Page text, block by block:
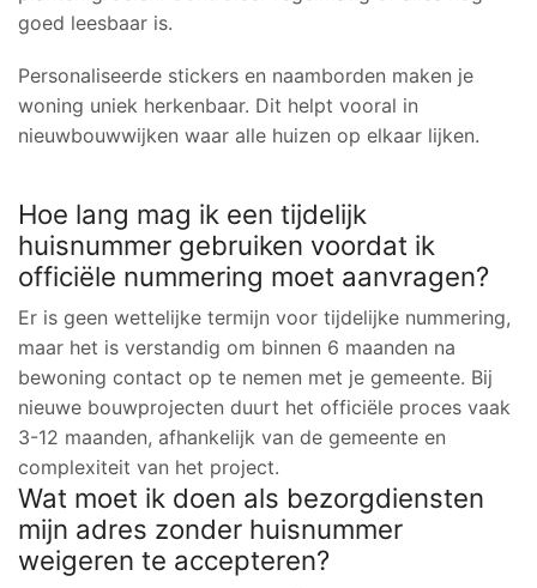
goed leesbaar is.
Personaliseerde stickers en naamborden maken je
woning uniek herkenbaar. Dit helpt vooral in
nieuwbouwwijken waar alle huizen op elkaar lijken.
Hoe lang mag ik een tijdelijk
huisnummer gebruiken voordat ik
officiële nummering moet aanvragen?
Er is geen wettelijke termijn voor tijdelijke nummering,
maar het is verstandig om binnen 6 maanden na
bewoning contact op te nemen met je gemeente. Bij
nieuwe bouwprojecten duurt het officiële proces vaak
3-12 maanden, afhankelijk van de gemeente en
complexiteit van het project.
Wat moet ik doen als bezorgdiensten
mijn adres zonder huisnummer
weigeren te accepteren?